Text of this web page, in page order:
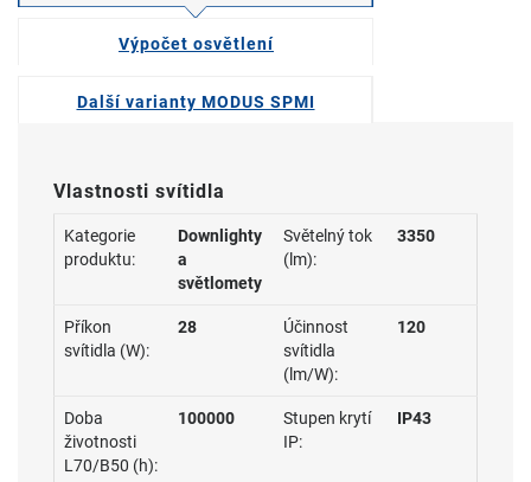
Výpočet osvětlení
Další varianty MODUS SPMI
Vlastnosti svítidla
Kategorie
produktu:
Downlighty
a
světlomety
Světelný tok
(lm):
3350
Příkon
svítidla (W):
28
Účinnost
svítidla
(lm/W):
120
Doba
životnosti
L70/B50 (h):
100000
Stupen krytí
IP:
IP43